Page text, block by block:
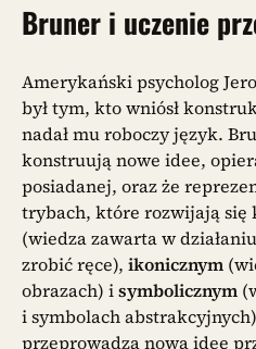
Bruner i uczenie
Amerykański psycholog
był tym, kto wniósł
nadał mu roboczy język.
konstruują nowe idee,
posiadanej, oraz że
trybach, które rozwijają się
(wiedza zawarta w
zrobić ręce), ikonicznym
obrazach) isymbolicznym
i symbolach
przeprowadza nową ideę